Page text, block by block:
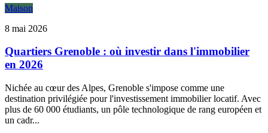
Maison
8 mai 2026
Quartiers Grenoble : où investir dans l'immobilier
en 2026
Nichée au cœur des Alpes, Grenoble s'impose comme une
destination privilégiée pour l'investissement immobilier locatif. Avec
plus de 60 000 étudiants, un pôle technologique de rang européen et
un cadr...